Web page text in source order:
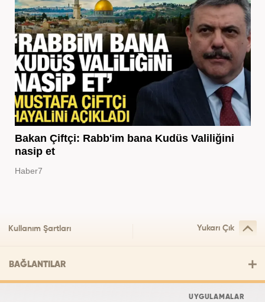
Bakan Çiftçi: Rabb'im bana Kudüs Valiliğini
nasip et
Haber7
Kullanım Şartları Yukarı Çık
BAĞLANTILAR
UYGULAMALAR